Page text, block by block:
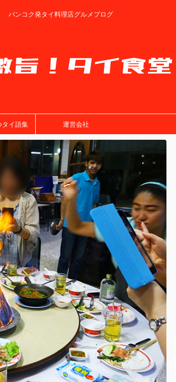
バンコク発タイ料理店グルメブログ
イ語集 運営会社